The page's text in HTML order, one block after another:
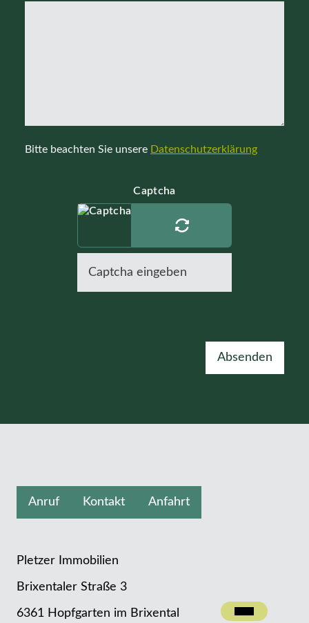
Bitte beachten Sie unsere Datenschutzerklärung
Captcha
Absenden
Anruf Kontakt Anfahrt
Pletzer Immobilien
Brixentaler Straße 3
6361 Hopfgarten im Brixental Kontakt